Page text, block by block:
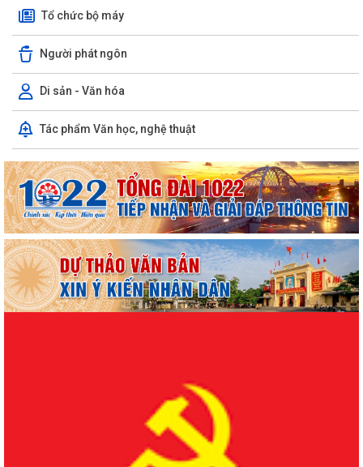
Tổ chức bộ máy
Người phát ngôn
Di sản - Văn hóa
Tác phẩm Văn học, nghệ thuật